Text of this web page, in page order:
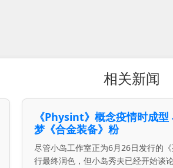
相关新闻
《Physint》概念疫情时成型
梦《合金装备》粉
尽管小岛工作室正为6月26日发行的
行最终润色，但小岛秀夫已经开始谈